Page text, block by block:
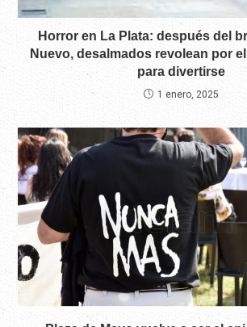
Horror en La Plata: después del
Nuevo, desalmados revolean por
para divertirse
1 enero, 2025